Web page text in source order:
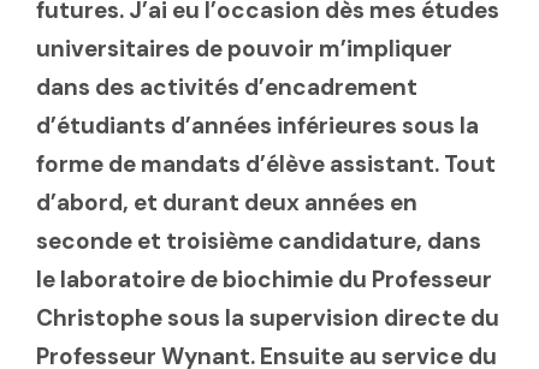
futures. J’ai eu l’occasion dès mes études
universitaires de pouvoir m’impliquer
dans des activités d’encadrement
d’étudiants d’années inférieures sous la
forme de mandats d’élève assistant. Tout
d’abord, et durant deux années en
seconde et troisième candidature, dans
le laboratoire de biochimie du Professeur
Christophe sous la supervision directe du
Professeur Wynant. Ensuite au service du